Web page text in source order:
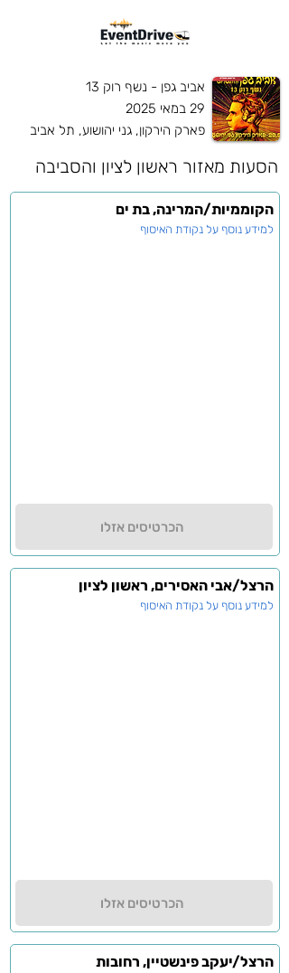
אביב גפן - נשף רוק 13
29 במאי 2025
פארק הירקון, גני יהושוע, תל אביב
ראשון לציון והסביבה הסעות מאזור
הקוממיות/המרינה, בת ים
למידע נוסף על נקודת האיסוף
הכרטיסים אזלו
הרצל/אבי האסירים, ראשון לציון
למידע נוסף על נקודת האיסוף
הכרטיסים אזלו
הרצל/יעקב פינשטיין, רחובות